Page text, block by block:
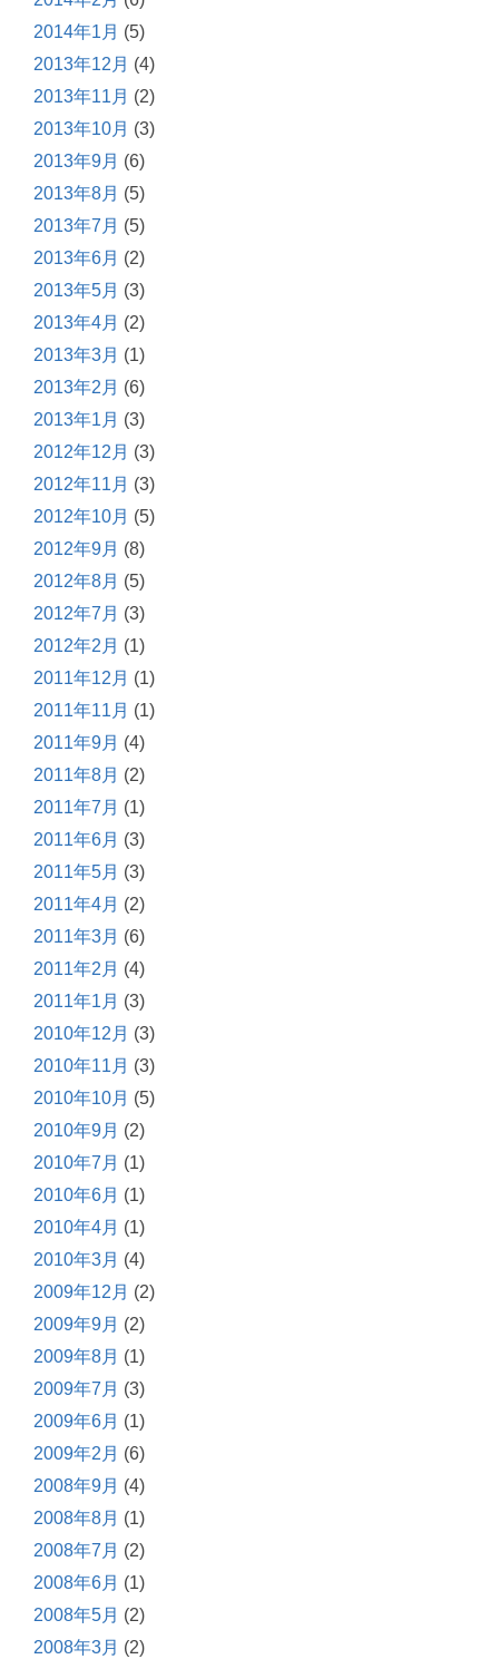
2014年1月 (5)
2013年12月 (4)
2013年11月 (2)
2013年10月 (3)
2013年9月 (6)
2013年8月 (5)
2013年7月 (5)
2013年6月 (2)
2013年5月 (3)
2013年4月 (2)
2013年3月 (1)
2013年2月 (6)
2013年1月 (3)
2012年12月 (3)
2012年11月 (3)
2012年10月 (5)
2012年9月 (8)
2012年8月 (5)
2012年7月 (3)
2012年2月 (1)
2011年12月 (1)
2011年11月 (1)
2011年9月 (4)
2011年8月 (2)
2011年7月 (1)
2011年6月 (3)
2011年5月 (3)
2011年4月 (2)
2011年3月 (6)
2011年2月 (4)
2011年1月 (3)
2010年12月 (3)
2010年11月 (3)
2010年10月 (5)
2010年9月 (2)
2010年7月 (1)
2010年6月 (1)
2010年4月 (1)
2010年3月 (4)
2009年12月 (2)
2009年9月 (2)
2009年8月 (1)
2009年7月 (3)
2009年6月 (1)
2009年2月 (6)
2008年9月 (4)
2008年8月 (1)
2008年7月 (2)
2008年6月 (1)
2008年5月 (2)
2008年3月 (2)